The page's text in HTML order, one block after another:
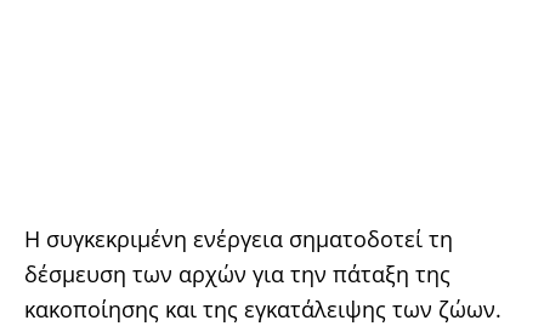
Η συγκεκριμένη ενέργεια σηματοδοτεί τη
δέσμευση των αρχών για την πάταξη της
κακοποίησης και της εγκατάλειψης των ζώων.